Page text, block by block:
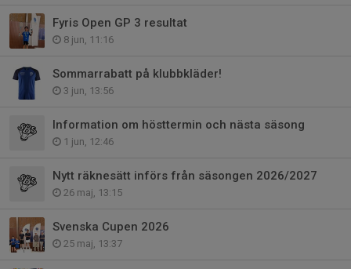
Fyris Open GP 3 resultat
8 jun, 11:16
Sommarrabatt på klubbkläder!
3 jun, 13:56
Information om hösttermin och nästa säsong
1 jun, 12:46
Nytt räknesätt införs från säsongen 2026/2027
26 maj, 13:15
Svenska Cupen 2026
25 maj, 13:37